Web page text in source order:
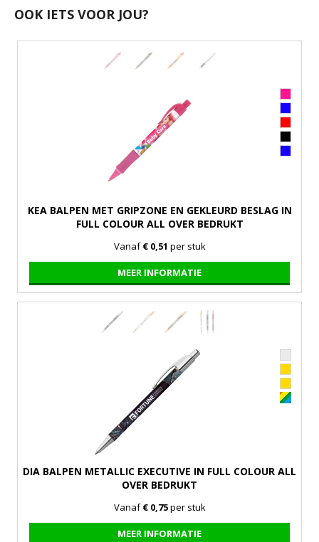
OOK IETS VOOR JOU?
KEA BALPEN MET GRIPZONE EN GEKLEURD BESLAG IN
FULL COLOUR ALL OVER BEDRUKT
Vanaf€ 0,51 per stuk
MEER INFORMATIE
DIA BALPEN METALLIC EXECUTIVE IN FULL COLOUR ALL
OVER BEDRUKT
Vanaf€ 0,75per stuk
MEER INFORMATIE